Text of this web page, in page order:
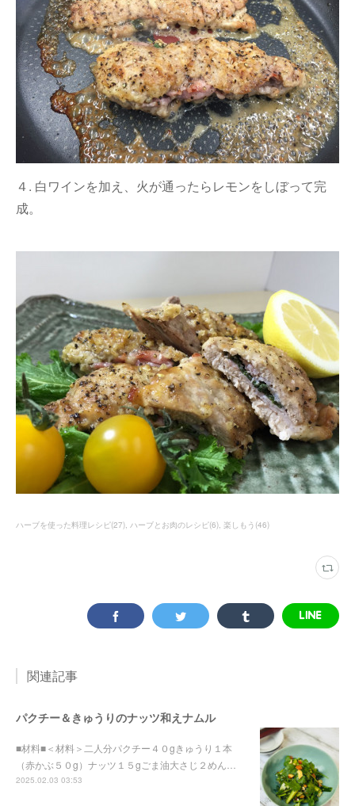
４. 白ワインを加え、火が通ったらレモンをしぼって完
成。
ハーブを使った料理レシピ(27) ハーブとお肉のレシピ(6) 楽しもう (46)
関連記事
パクチー＆きゅうりのナッツ和えナムル
■材料■＜材料＞二人分パクチー４０gきゅうり１本
（赤かぶ５０g）ナッツ１５gごま油大さじ２めん…
2025.02.03 03:53